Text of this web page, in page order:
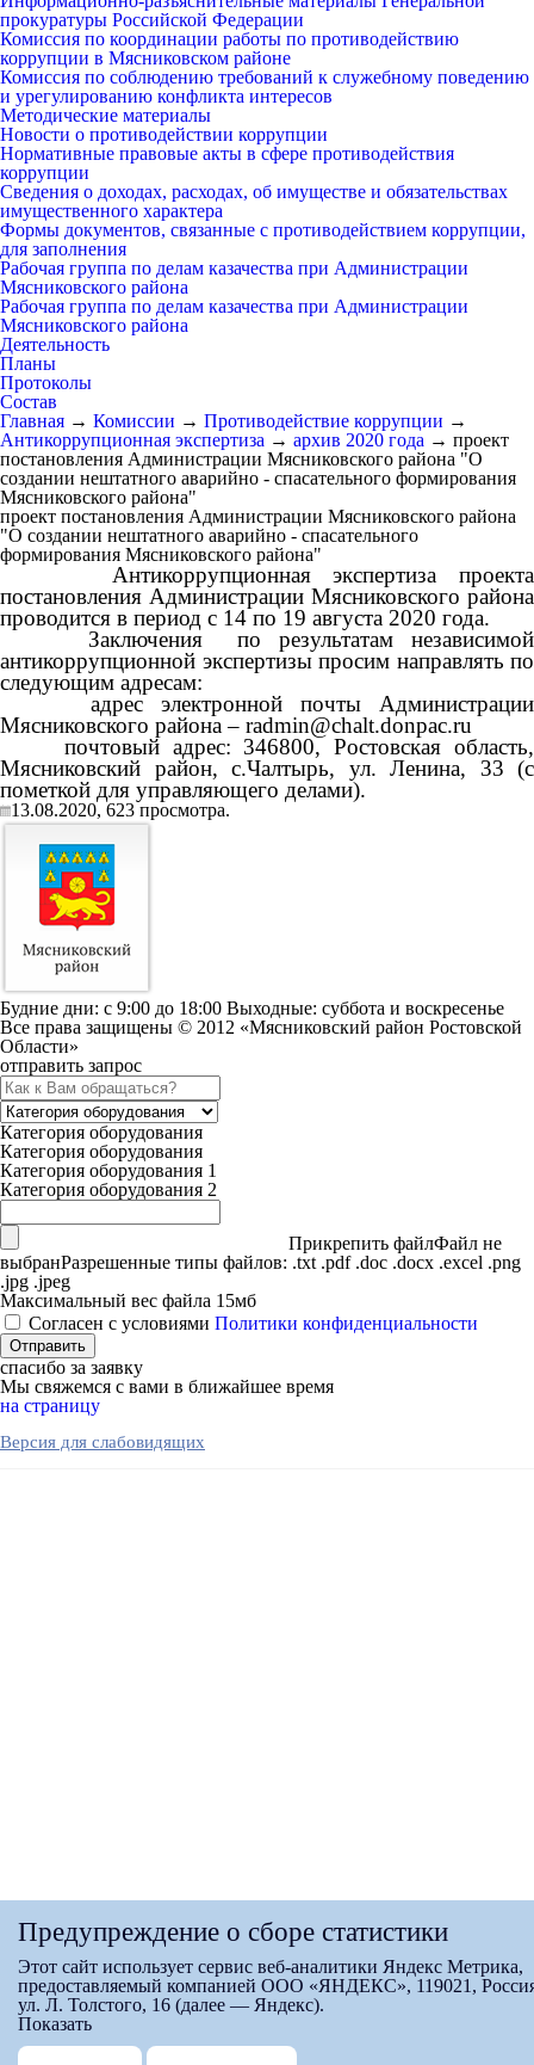
прокуратуры Российской Федерации
Комиссия по координации работы по противодействию
коррупции в Мясниковском районе
Комиссия по соблюдению требований к служебному поведению
и урегулированию конфликта интересов
Методические материалы
Новости о противодействии коррупции
Нормативные правовые акты в сфере противодействия
коррупции
Сведения о доходах, расходах, об имуществе и обязательствах
имущественного характера
Формы документов, связанные с противодействием коррупции,
для заполнения
Рабочая группа по делам казачества при Администрации
Мясниковского района
Рабочая группа по делам казачества при Администрации
Мясниковского района
Деятельность
Планы
Протоколы
Состав
Главная → Комиссии → Противодействие коррупции →
Антикоррупционная экспертиза → архив 2020 года → проект
постановления Администрации Мясниковского района "О
создании нештатного аварийно - спасательного формирования
Мясниковского района"
проект постановления Администрации Мясниковского района
"О создании нештатного аварийно - спасательного
формирования Мясниковского района"
Антикоррупционная экспертиза проекта
постановления Администрации Мясниковского района
проводится в период с 14 по 19 августа 2020 года.
Заключения по результатам независимой
антикоррупционной экспертизы просим направлять по
следующим адресам:
адрес электронной почты Администрации
Мясниковского района – radmin@chalt.donpac.ru
почтовый адрес: 346800, Ростовская область,
Мясниковский район, с.Чалтырь, ул. Ленина, 33 (с
пометкой для управляющего делами).
13.08.2020, 623 просмотра.
Будние дни: c 9:00 до 18:00 Выходные: суббота и воскресенье
Все права защищены © 2012 «Мясниковский район Ростовской
Области»
отправить запрос
Категория оборудования
Категория оборудования
Категория оборудования 1
Категория оборудования 2
Прикрепить файлФайл не
выбранРазрешенные типы файлов: .txt .pdf .doc .docx .excel .png
.jpg .jpeg
Максимальный вес файла 15мб
Согласен с условиями Политики конфиденциальности
спасибо за заявку
Мы свяжемся с вами в ближайшее время
на страницу
Версия для слабовидящих
Предупреждение о сборе статистики
Этот сайт использует сервис веб-аналитики Яндекс Метрика,
предоставляемый компанией ООО «ЯНДЕКС», 119021,
ул. Л. Толстого, 16 (далее — Яндекс).
Показать